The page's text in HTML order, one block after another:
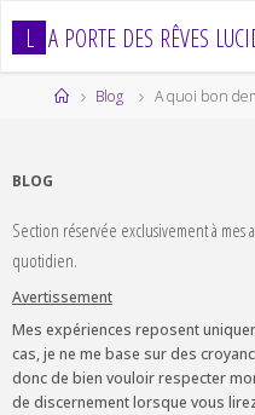
L A PORTE DES RÊVES LUCI
HomeBlog A quoi bon
BLOG
Section réservée exclusivement à
quotidien.
Avertissement
Mes expériences reposent
cas, je ne me base sur des
donc de bien vouloir respecter
de discernement lorsque vous